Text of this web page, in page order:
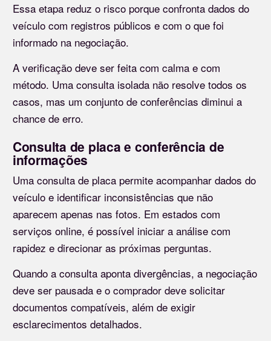
Essa etapa reduz o risco porque confronta dados do
veículo com registros públicos e com o que foi
informado na negociação.
A verificação deve ser feita com calma e com
método. Uma consulta isolada não resolve todos os
casos, mas um conjunto de conferências diminui a
chance de erro.
Consulta de placa e conferência de
informações
Uma consulta de placa permite acompanhar dados do
veículo e identificar inconsistências que não
aparecem apenas nas fotos. Em estados com
serviços online, é possível iniciar a análise com
rapidez e direcionar as próximas perguntas.
Quando a consulta aponta divergências, a negociação
deve ser pausada e o comprador deve solicitar
documentos compatíveis, além de exigir
esclarecimentos detalhados.